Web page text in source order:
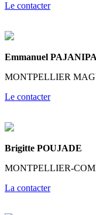
Le contacter
Emmanuel
MONTPELLIER
Le contacter
Brigitte POUJADE
MONTPELLIER-
La contacter